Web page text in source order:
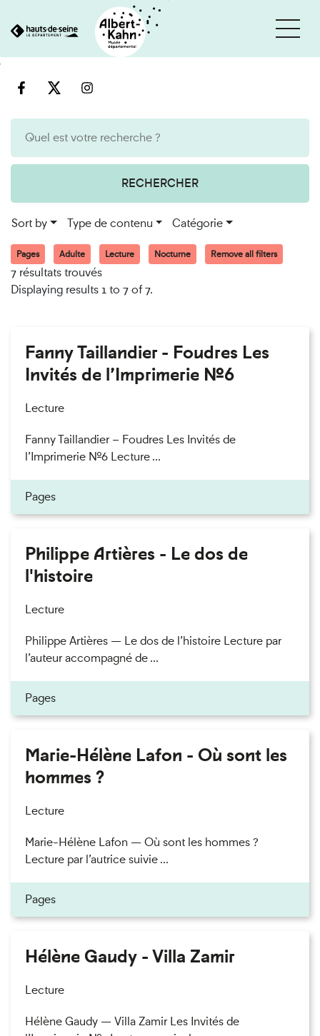
engine
RECHERCHER
Sort by Type de contenu Catégorie
Pages Adulte Lecture Nocturne Remove all filters
7 résultats trouvés
Displaying results 1 to 7 of 7.
Fanny Taillandier - Foudres Les
Invités de l’Imprimerie n°6
Lecture
Fanny Taillandier – Foudres Les Invités de
l’Imprimerie n°6 Lecture ...
Pages
Philippe Artières - Le dos de
l'histoire
Lecture
Philippe Artières — Le dos de l’histoire Lecture par
l’auteur accompagné de ...
Pages
Marie-Hélène Lafon - Où sont les
hommes ?
Lecture
Marie-Hélène Lafon — Où sont les hommes ?
Lecture par l’autrice suivie ...
Pages
Hélène Gaudy - Villa Zamir
Lecture
Hélène Gaudy — Villa Zamir Les Invités de
Cookies management panel